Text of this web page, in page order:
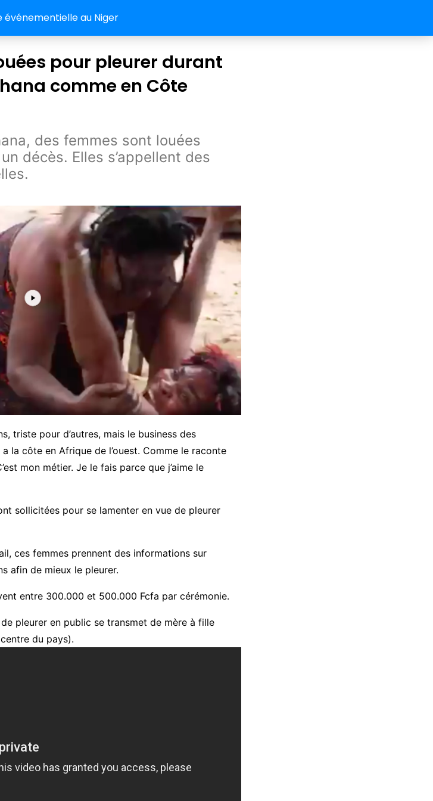
au Niger
pour pleurer durant
comme en Côte
des femmes sont louées
décès. Elles s’appellent des
triste pour d’autres, mais le business des
la côte en Afrique de l’ouest. Comme le raconte
mon métier. Je le fais parce que j’aime le
sollicitées pour se lamenter en vue de pleurer
ces femmes prennent des informations sur
afin de mieux le pleurer.
entre 300.000 et 500.000 Fcfa par cérémonie.
pleurer en public se transmet de mère à fille
du pays).